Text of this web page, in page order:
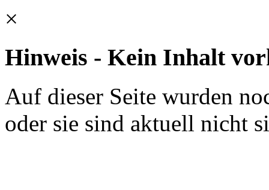
×
Hinweis - Kein Inhalt
Auf dieser Seite wurden
oder sie sind aktuell nicht